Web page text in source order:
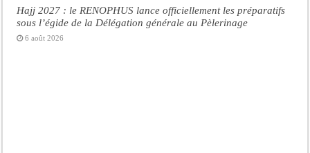
Hajj 2027 : le RENOPHUS lance officiellement les préparatifs
sous l’égide de la Délégation générale au Pèlerinage
6 août 2026